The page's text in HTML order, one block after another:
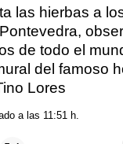
las hierbas a
de todo el
del famoso
Lores
a las 11:51 h.